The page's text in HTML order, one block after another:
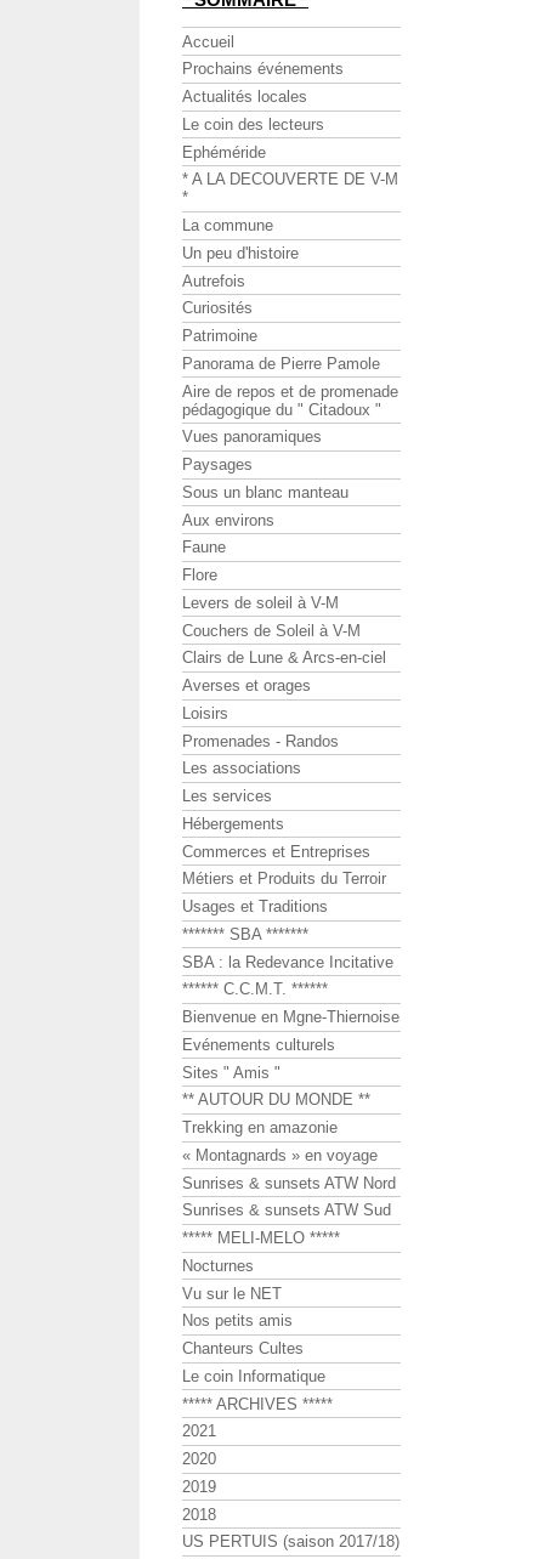
Accueil
Prochains événements
Actualités locales
Le coin des lecteurs
Ephéméride
* A LA DECOUVERTE DE V-M
*
La commune
Un peu d'histoire
Autrefois
Curiosités
Patrimoine
Panorama de Pierre Pamole
Aire de repos et de promenade
pédagogique du " Citadoux "
Vues panoramiques
Paysages
Sous un blanc manteau
Aux environs
Faune
Flore
Levers de soleil à V-M
Couchers de Soleil à V-M
Clairs de Lune & Arcs-en-ciel
Averses et orages
Loisirs
Promenades - Randos
Les associations
Les services
Hébergements
Commerces et Entreprises
Métiers et Produits du Terroir
Usages et Traditions
******* SBA *******
SBA : la Redevance Incitative
****** C.C.M.T. ******
Bienvenue en Mgne-Thiernoise
Evénements culturels
Sites " Amis "
** AUTOUR DU MONDE **
Trekking en amazonie
« Montagnards » en voyage
Sunrises & sunsets ATW Nord
Sunrises & sunsets ATW Sud
***** MELI-MELO *****
Nocturnes
Vu sur le NET
Nos petits amis
Chanteurs Cultes
Le coin Informatique
***** ARCHIVES *****
2021
2020
2019
2018
US PERTUIS (saison 2017/18)